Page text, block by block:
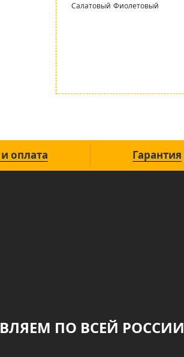
Салатовый Фиолетовый
оплата Гарантия
ПО ВСЕЙ РОССИИ